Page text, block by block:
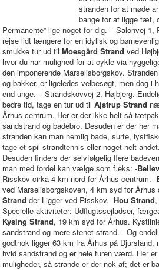
stranden for at møde
bange for at ligge tæt,
Permanente” lige noget for dig. – Salonvej
rejse lidt længere for en idylisk og
smukke tur ud tilMoesgård Strand ved
hvor du har mulighed for at cykle via
den imponerende Marselisborgskov.
og bakker, er ligeledes velbesøgt, men dog i
end unge. – Strandskovvej 2, Højbjerg.
bedre tid, tage en tur ud tilAjstrup Strand
Århus centrum. Her er der ikke helt så
sandstrand og badebro. Desuden er der her
stranden kan man nemlig bade, surfe,
tage et spil strandtennis eller noget helt
Desuden finders der selvfølgelig flere
man med fordel kan vælge som f.eks: -
Risskov cirka 4 km nord for Århus centrum. -
ved Marselisborgskoven, 4 km syd for Århus
Strand der Ligger ved Risskov. -Hou Strand
Specielle aktiviteter: Udflugtssejladser,
Kysing Strand, 19 km syd for Århus.
sandstrand og mere stenet strand. - Og
godtnok ligger 63 km fra Århus på Djursland,
hvid sandstrand og er hele turen værd. Her
muligheder, så strande er der nok af; det er